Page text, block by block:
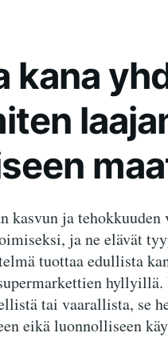
kana
kasvun ja
ja ne elävät
tuottaa edullista
tai vaarallista, se
eikä luonnolliseen